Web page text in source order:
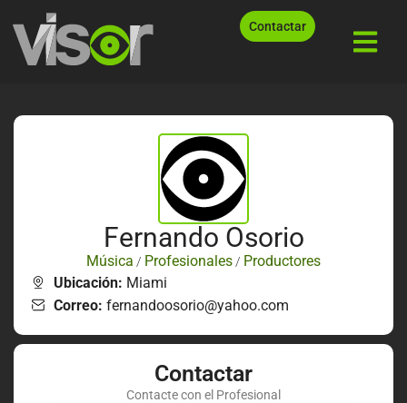
Contactar
Fernando Osorio
Música / Profesionales / Productores
Ubicación: Miami
Correo: fernandoosorio@yahoo.com
Contactar
Contacte con el Profesional